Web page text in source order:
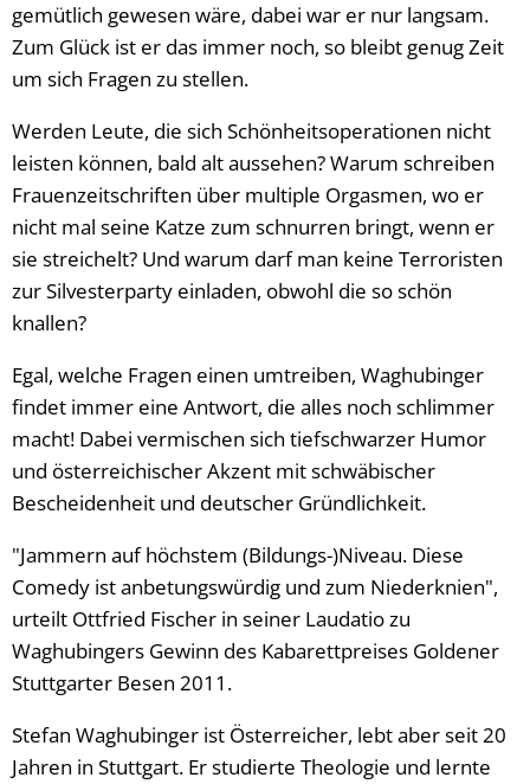
gemütlich gewesen wäre, dabei war er nur langsam.
Zum Glück ist er das immer noch, so bleibt genug Zeit
um sich Fragen zu stellen.
Werden Leute, die sich Schönheitsoperationen nicht
leisten können, bald alt aussehen? Warum schreiben
Frauenzeitschriften über multiple Orgasmen, wo er
nicht mal seine Katze zum schnurren bringt, wenn er
sie streichelt? Und warum darf man keine Terroristen
zur Silvesterparty einladen, obwohl die so schön
knallen?
Egal, welche Fragen einen umtreiben, Waghubinger
findet immer eine Antwort, die alles noch schlimmer
macht! Dabei vermischen sich tiefschwarzer Humor
und österreichischer Akzent mit schwäbischer
Bescheidenheit und deutscher Gründlichkeit.
"Jammern auf höchstem (Bildungs-)Niveau. Diese
Comedy ist anbetungswürdig und zum Niederknien",
urteilt Ottfried Fischer in seiner Laudatio zu
Waghubingers Gewinn des Kabarettpreises Goldener
Stuttgarter Besen 2011.
Stefan Waghubinger ist Österreicher, lebt aber seit 20
Jahren in Stuttgart. Er studierte Theologie und lernte